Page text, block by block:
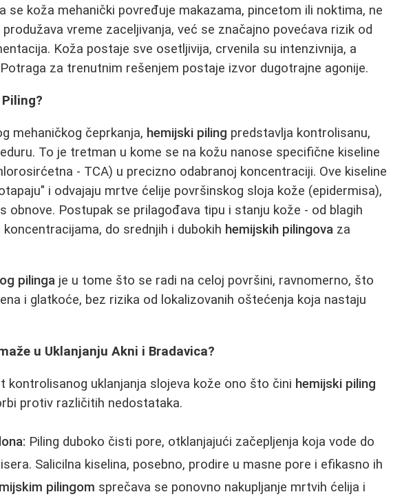
se koža mehanički povređuje makazama, pincetom ili noktima, ne
vreme zaceljivanja, već se značajno povećava rizik od
Koža postaje sve osetljivija, crvenila su intenzivnija, a
za trenutnim rešenjem postaje izvor dugotrajne agonije.
mehaničkog čeprkanja, hemijski piling predstavlja kontrolisanu,
To je tretman u kome se na kožu nanose specifične kiseline
- TCA) u precizno odabranoj koncentraciji. Ove kiseline
i odvajaju mrtve ćelije površinskog sloja kože (epidermisa),
obnove. Postupak se prilagođava tipu i stanju kože - od blagih
koncentracijama, do srednjih i dubokih hemijskih pilingova za
pilinga je u tome što se radi na celoj površini, ravnomerno, što
i glatkoće, bez rizika od lokalizovanih oštećenja koja nastaju
u Uklanjanju Akni i Bradavica?
kontrolisanog uklanjanja slojeva kože ono što čini hemijski piling
protiv različitih nedostataka.
Piling duboko čisti pore, otklanjajući začepljenja koja vode do
Salicilna kiselina, posebno, prodire u masne pore i efikasno ih
pilingom sprečava se ponovno nakupljanje mrtvih ćelija i